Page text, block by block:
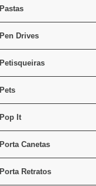
Pastas
Pen Drives
Petisqueiras
Pets
Pop It
Porta Canetas
Porta Retratos